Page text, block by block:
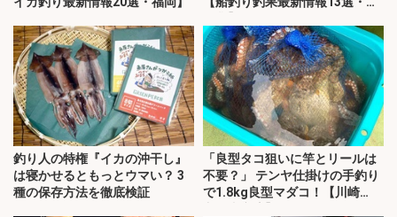
釣り人の特権『イカの沖干し』
は寝かせるともっとウマい？ 3
種の保存方法を徹底検証
「良型タコ狙いに竿とリールは
不要？」 テンヤ仕掛けの手釣り
で1.8kg良型マダコ！【川崎